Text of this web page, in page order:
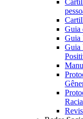
Guia
Guia
Guia